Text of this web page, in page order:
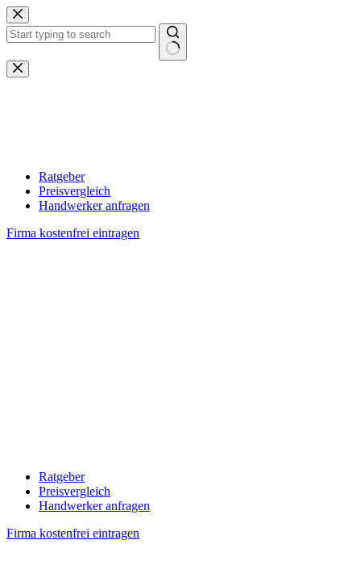
Zum
Inhalt
springen
Keine
Ergebnisse
Ratgeber
Preisvergleich
Handwerker anfragen
Firma kostenfrei eintragen
Ratgeber
Preisvergleich
Handwerker anfragen
Firma kostenfrei eintragen